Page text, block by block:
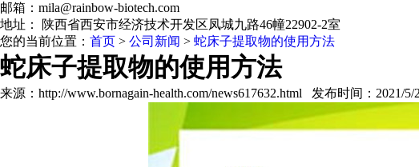
邮箱：mila@rainbow-biotech.com
地址： 陕西省西安市经济技术开发区凤城九路46幢22902-2室
您的当前位置： 首页 > 公司新闻 > 蛇床子提取物的使用方法
蛇床子提取物的使用方法
来源：http://www.bornagain-health.com/news617632.html 发布时间：2021/5/